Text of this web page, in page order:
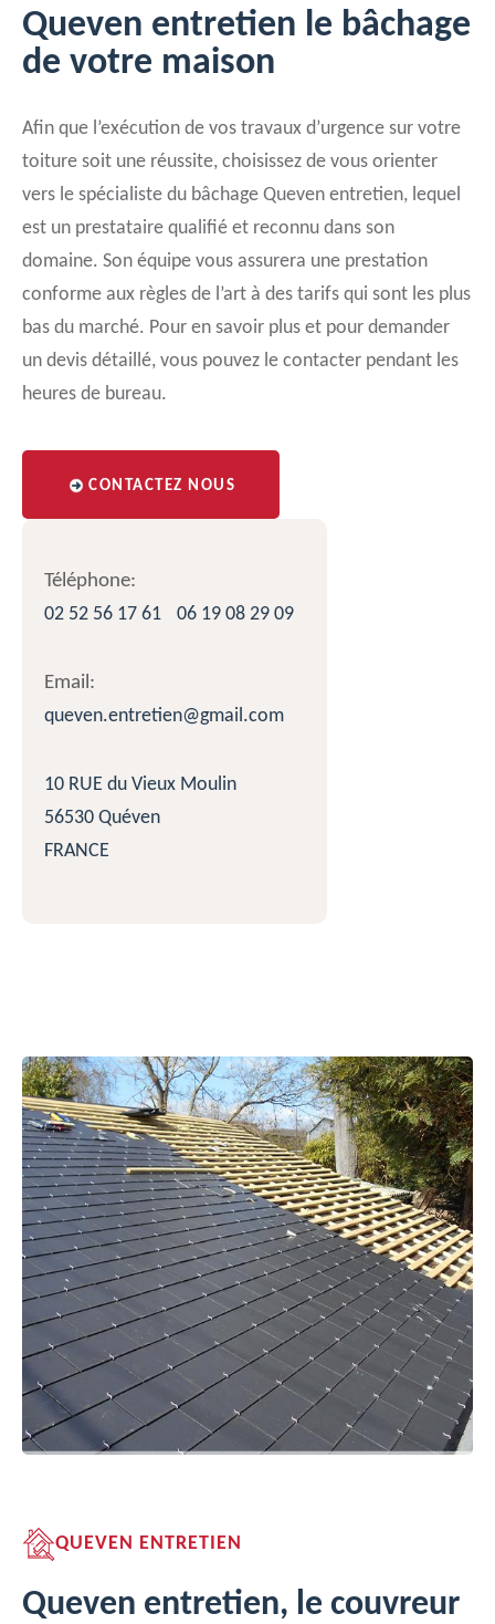
Queven entretien le bâchage
de votre maison
Afin que l’exécution de vos travaux d’urgence sur votre
toiture soit une réussite, choisissez de vous orienter
vers le spécialiste du bâchage Queven entretien, lequel
est un prestataire qualifié et reconnu dans son
domaine. Son équipe vous assurera une prestation
conforme aux règles de l’art à des tarifs qui sont les plus
bas du marché. Pour en savoir plus et pour demander
un devis détaillé, vous pouvez le contacter pendant les
heures de bureau.
CONTACTEZ NOUS
Téléphone:
02 52 56 17 61
06 19 08 29 09
Email:
queven.entretien@gmail.com
10 RUE du Vieux Moulin
56530 Quéven
FRANCE
QUEVEN ENTRETIEN
Queven entretien, le couvreur